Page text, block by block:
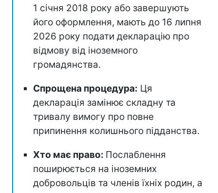
1 січня 2018 року або завершують
його оформлення, мають до 16 липня
2026 року подати декларацію про
відмову від іноземного
громадянства.
Спрощена процедура: Ця
декларація замінює складну та
тривалу вимогу про повне
припинення колишнього підданства.
Хто має право: Послаблення
поширюється на іноземних
добровольців та членів їхніх родин, а